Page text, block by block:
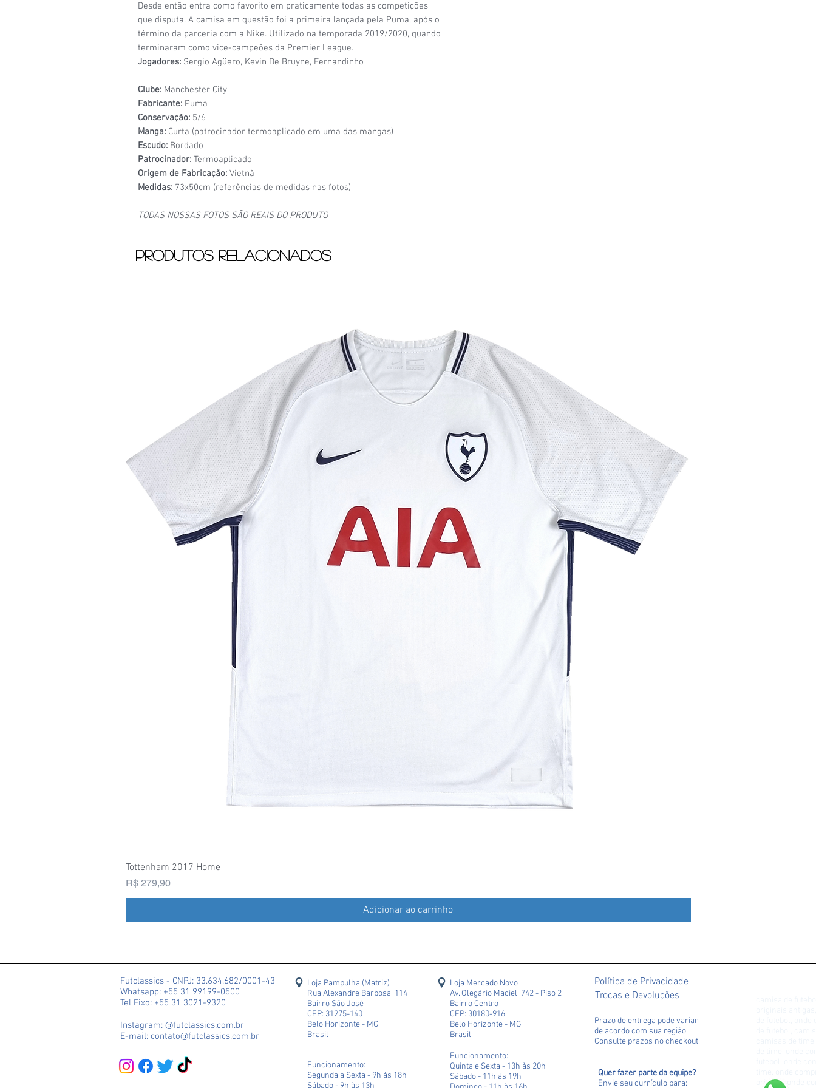
Desde então entra como favorito em praticamente todas as competições
que disputa. A camisa em questão foi a primeira lançada pela Puma, após o
término da parceria com a Nike. Utilizado na temporada 2019/2020, quando
terminaram como vice-campeões da Premier League.
Jogadores: Sergio Agüero, Kevin De Bruyne, Fernandinho
Clube: Manchester City
Fabricante: Puma
Conservação: 5/6
Manga: Curta (patrocinador termoaplicado em uma das mangas)
Escudo: Bordado
Patrocinador: Termoaplicado
Origem de Fabricação: Vietnã
Medidas: 73x50cm (referências de medidas nas fotos)
TODAS NOSSAS FOTOS SÃO REAIS DO PRODUTO
Produtos relacionados
Tottenham 2017 Home
Preço
R$ 279,90
Adicionar ao carrinho
Futclassics - CNPJ: 33.634.682/0001-43
Whatsapp: +55 31 99199-0500
Tel Fixo: +55 31 3021-9320
Instagram: @futclassics.com.br
E-mail: contato@futclassics.com.br
Loja Pampulha (Matriz)
Rua Alexandre Barbosa, 114
Bairro São José
CEP: 31275-140
Belo Horizonte - MG
Brasil
Funcionamento:
Segunda a Sexta - 9h às 18h
Política de Privacidade
Trocas e Devoluções
Prazo de entrega pode variar
de acordo com sua região.
Consulte prazos no checkout.
original. onde
Quer fazer parte da equipe?
Envie seu currículo para:
Loja Mercado Novo
Av. Olegário Maciel, 742 - Piso 2
Bairro Centro
CEP: 30180-916
Belo Horizonte - MG
Brasil
Funcionamento:
Quinta e Sexta - 13h às 20h
Sábado - 11h às 19h